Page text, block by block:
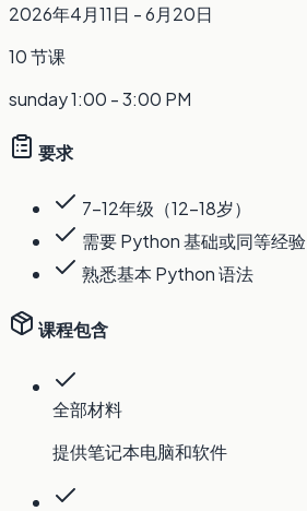
2026年4月11日 - 6月20日
10 节课
sunday1:00 - 3:00 PM
要求
7-12年级（12-18岁）
需要 Python 基础或同等经验
熟悉基本 Python 语法
课程包含
全部材料
提供笔记本电脑和软件